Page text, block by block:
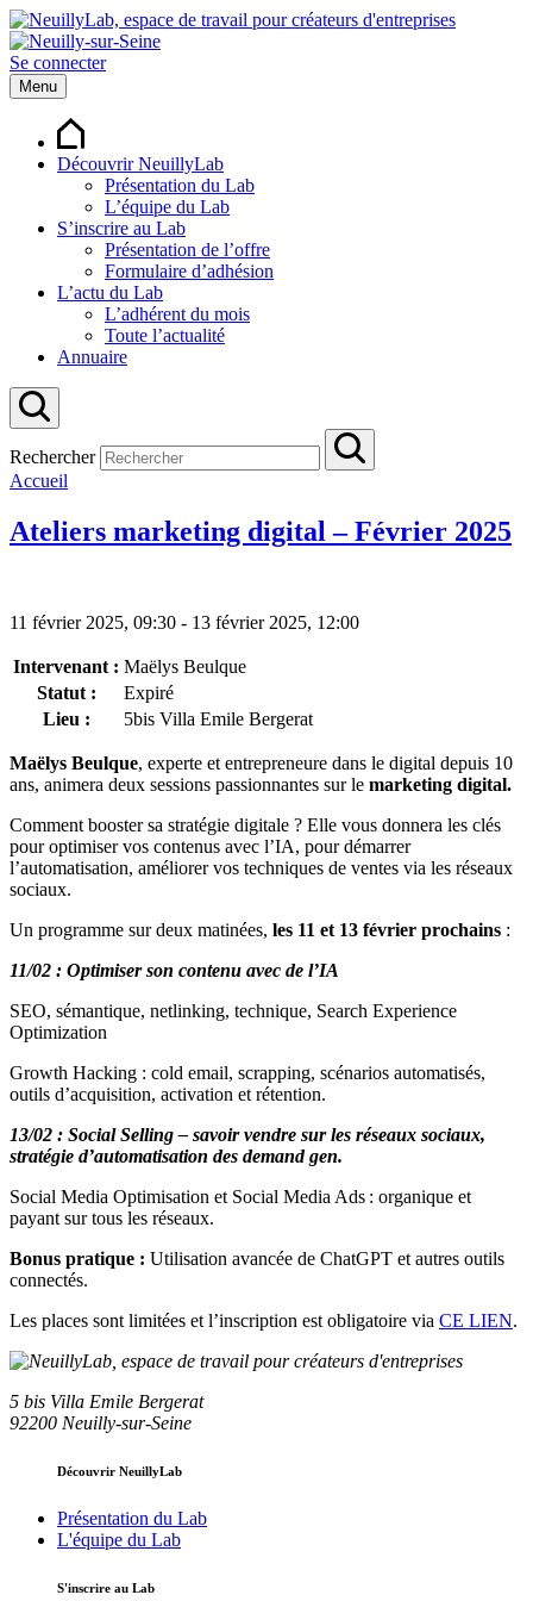
Se connecter
Menu
Découvrir NeuillyLab
Présentation du Lab
L’équipe du Lab
S’inscrire au Lab
Présentation de l’offre
Formulaire d’adhésion
L’actu du Lab
L’adhérent du mois
Toute l’actualité
Annuaire
Rechercher
Accueil
Ateliers marketing digital – Février 2025
11 février 2025, 09:30 - 13 février 2025, 12:00
Intervenant : Maëlys Beulque
Statut :
Expiré
Lieu :
5bis Villa Emile Bergerat
Maëlys Beulque, experte et entrepreneure dans le digital depuis 10
ans, animera deux sessions passionnantes sur le marketing digital.
Comment booster sa stratégie digitale ? Elle vous donnera les clés
pour optimiser vos contenus avec l’IA, pour démarrer
l’automatisation, améliorer vos techniques de ventes via les réseaux
sociaux.
Un programme sur deux matinées, les 11 et 13 février prochains :
11/02 : Optimiser son contenu avec de l’IA
SEO, sémantique, netlinking, technique, Search Experience
Optimization
Growth Hacking : cold email, scrapping, scénarios automatisés,
outils d’acquisition, activation et rétention.
13/02 : Social Selling – savoir vendre sur les réseaux sociaux,
stratégie d’automatisation des demand gen.
Social Media Optimisation et Social Media Ads : organique et
payant sur tous les réseaux.
Bonus pratique : Utilisation avancée de ChatGPT et autres outils
connectés.
Les places sont limitées et l’inscription est obligatoire via CE LIEN.
5 bis Villa Emile Bergerat
92200 Neuilly-sur-Seine
Découvrir NeuillyLab
Présentation du Lab
L'équipe du Lab
S'inscrire au Lab